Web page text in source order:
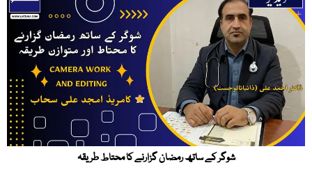
شوگر کے ساتھ رمضان گزارنے کا محتاط طریقہ